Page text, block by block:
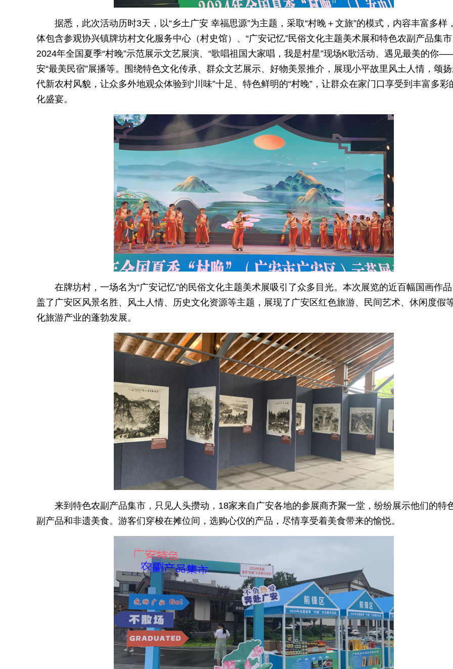
据悉，此次活动历时3天，以“乡土广安 幸福思源”为主题，采取“村晚＋文旅”的模式，内容丰富多样
体包含参观协兴镇牌坊村文化服务中心（村史馆）、“广安记忆”民俗文化主题美术展和特色农副产品集
2024年全国夏季“村晚”示范展示文艺展演、“歌唱祖国大家唱，我是村星”现场K歌活动、遇见最美的你
安“最美民宿”展播等。围绕特色文化传承、群众文艺展示、好物美景推介，展现小平故里风土人情，颂
代新农村风貌，让众多外地观众体验到“川味”十足、特色鲜明的“村晚”，让群众在家门口享受到丰富多彩
化盛宴。
在牌坊村，一场名为“广安记忆”的民俗文化主题美术展吸引了众多目光。本次展览的近百幅国画作
盖了广安区风景名胜、风土人情、历史文化资源等主题，展现了广安区红色旅游、民间艺术、休闲度假
化旅游产业的蓬勃发展。
来到特色农副产品集市，只见人头攒动，18家来自广安各地的参展商齐聚一堂，纷纷展示他们的特
副产品和非遗美食。游客们穿梭在摊位间，选购心仪的产品，尽情享受着美食带来的愉悦。